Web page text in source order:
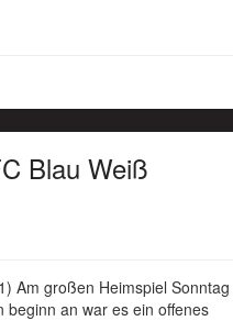
Blau Weiß
Am großen Heimspiel Sonntag
beginn an war es ein offenes